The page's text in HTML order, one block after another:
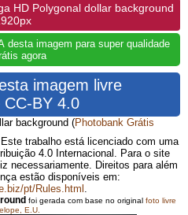
HD Polygonal dollar background
desta imagem para super qualidade
agora
imagem livre
CC-BY 4.0
background (Photobank Grátis
trabalho está licenciado com uma
4.0 Internacional. Para o site
necessariamente. Direitos para além
estão disponíveis em:
pt/Rules.html
foi gerada com base no original foto livre
E.U.